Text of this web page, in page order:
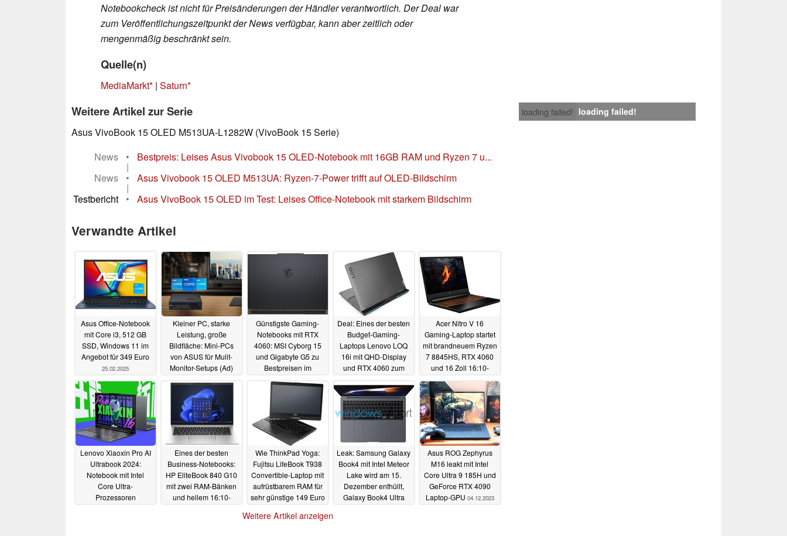
Notebookcheck ist nicht für Preisänderungen der Händler verantwortlich. Der Deal war
zum Veröffentlichungszeitpunkt der News verfügbar, kann aber zeitlich oder
mengenmäßig beschränkt sein.
Quelle(n)
MediaMarkt | Saturn
loading failed! loading failed!
Weitere Artikel zur Serie
Asus VivoBook 15 OLED M513UA-L1282W (VivoBook 15 Serie)
News
• Bestpreis: Leises Asus Vivobook 15 OLED-Notebook mit 16GB RAM und Ryzen 7 u...
|
News
• Asus Vivobook 15 OLED M513UA: Ryzen-7-Power trifft auf OLED-Bildschirm
|
Testbericht
• Asus VivoBook 15 OLED im Test: Leises Office-Notebook mit starkem Bildschirm
Verwandte Artikel
Asus Office-Notebook
mit Core i3, 512 GB
SSD, Windows 11 im
Angebot für 349 Euro
25.02.2025
Kleiner PC, starke
Leistung, große
Bildfläche: Mini-PCs
von ASUS für Mulit-
Monitor-Setups (Ad)
Günstigste Gaming-
Notebooks mit RTX
4060: MSI Cyborg 15
und Gigabyte G5 zu
Bestpreisen im
Deal: Eines der besten
Budget-Gaming-
Laptops Lenovo LOQ
16i mit QHD-Display
und RTX 4060 zum
Hersteller10.12.2023
Acer Nitro V 16
Gaming-Laptop startet
mit brandneuem Ryzen
7 8845HS, RTX 4060
und 16 Zoll 16:10-
07.12.2023
Lenovo Xiaoxin Pro AI
Ultrabook 2024:
Notebook mit Intel
Core Ultra-
Prozessoren
Eines der besten
Business-Notebooks:
HP EliteBook 840 G10
mit zwei RAM-Bänken
und hellem 16:10-
Wie ThinkPad Yoga:
Fujitsu LifeBook T938
Convertible-Laptop mit
aufrüstbarem RAM für
sehr günstige 149 Euro
Refurbished-Deal
Leak: Samsung Galaxy
Book4 mit Intel Meteor
Lake wird am 15.
Dezember enthüllt,
Galaxy Book4 Ultra
Asus ROG Zephyrus
M16 leakt mit Intel
Core Ultra 9 185H und
GeForce RTX 4090
Laptop-GPU 04.12.2023
Weitere Artikel anzeigen